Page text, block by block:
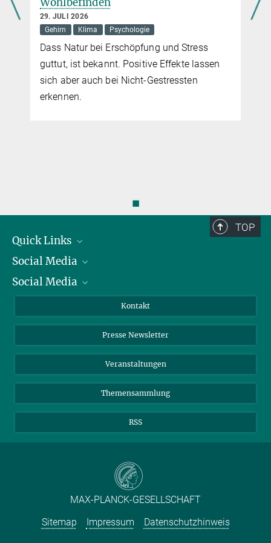
29. JULI 2026
Gehirn
Klima Psychologie
Dass Natur bei Erschöpfung und Stress
guttut, ist bekannt. Positive Effekte lassen
sich aber auch bei Nicht-Gestressten
erkennen.
◼
TOP
Quick Links
Präsident
Zahlen und Fakten
Meldestelle Fehlverhalten
Social Media
Bluesky
TikTok
Social Media
Instagram
YouTube
Kontakt
Presse Newsletter
Veranstaltungen
Themensammlung
RSS
MAX-PLANCK-GESELLSCHAFT
Sitemap
Impressum Datenschutzhinweis